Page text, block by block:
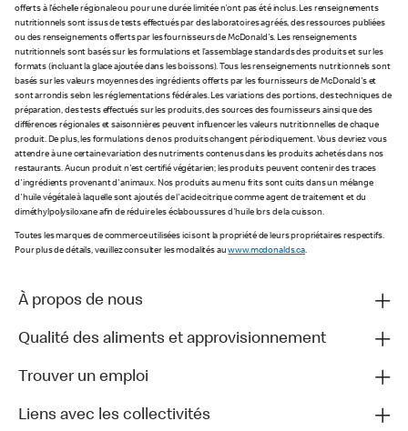
offerts à l'échelle régionale ou pour une durée limitée n'ont pas été inclus. Les renseignements
nutritionnels sont issus de tests effectués par des laboratoires agréés, des ressources publiées
ou des renseignements offerts par les fournisseurs de McDonald's. Les renseignements
nutritionnels sont basés sur les formulations et l’assemblage standards des produits et sur les
formats (incluant la glace ajoutée dans les boissons). Tous les renseignements nutritionnels sont
basés sur les valeurs moyennes des ingrédients offerts par les fournisseurs de McDonald's et
sont arrondis selon les réglementations fédérales. Les variations des portions, des techniques de
préparation, des tests effectués sur les produits, des sources des fournisseurs ainsi que des
différences régionales et saisonnières peuvent influencer les valeurs nutritionnelles de chaque
produit. De plus, les formulations de nos produits changent périodiquement. Vous devriez vous
attendre à une certaine variation des nutriments contenus dans les produits achetés dans nos
restaurants. Aucun produit n'est certifié végétarien; les produits peuvent contenir des traces
d'ingrédients provenant d'animaux. Nos produits au menu frits sont cuits dans un mélange
d'huile végétale à laquelle sont ajoutés de l'acide citrique comme agent de traitement et du
diméthylpolysiloxane afin de réduire les éclaboussures d'huile lors de la cuisson.
Toutes les marques de commerce utilisées ici sont la propriété de leurs propriétaires respectifs.
Pour plus de détails, veuillez consulter les modalités auwww.mcdonalds.ca.
À propos de nous
Qualité des aliments et approvisionnement
Trouver un emploi
Liens avec les collectivités